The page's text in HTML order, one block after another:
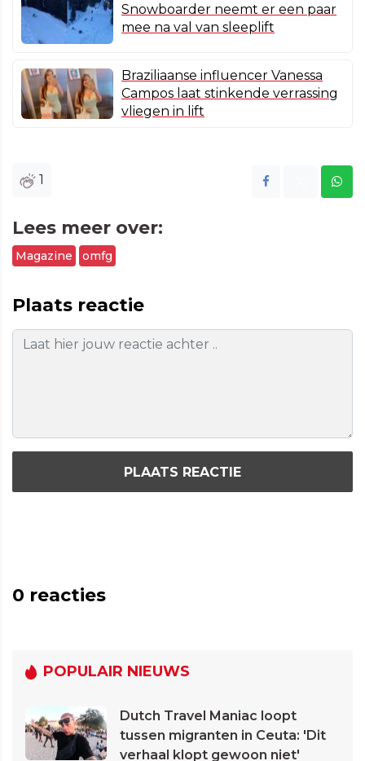
Snowboarder neemt er een paar
mee na val van sleeplift
Braziliaanse influencer Vanessa
Campos laat stinkende verrassing
vliegen in lift
1
Lees meer over:
Magazine omfg
Plaats reactie
PLAATS REACTIE
0 reacties
POPULAIR NIEUWS
Dutch Travel Maniac loopt
tussen migranten in Ceuta: 'Dit
verhaal klopt gewoon niet'